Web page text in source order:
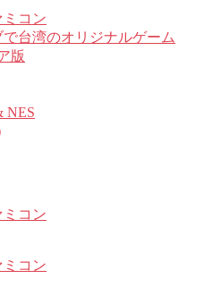
ミコン
で台湾のオリジナルゲーム
版
NES
ミコン
ミコン